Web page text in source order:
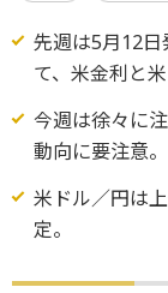
先週は5月12
て、米金利と
今週は徐々に
動向に要注意。
米ドル／円は
定。